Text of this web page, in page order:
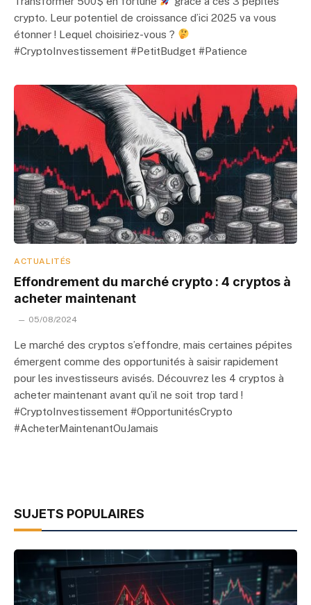
crypto. Leur potentiel de croissance d’ici 2025 va vous
étonner ! Lequel choisiriez-vous ?
#CryptoInvestissement #PetitBudget #Patience
ACTUALITÉS
Effondrement du marché crypto : 4 cryptos à
acheter maintenant
05/08/2024
Le marché des cryptos s’effondre, mais certaines pépites
émergent comme des opportunités à saisir rapidement
pour les investisseurs avisés. Découvrez les 4 cryptos à
acheter maintenant avant qu’il ne soit trop tard !
#CryptoInvestissement #OpportunitésCrypto
#AcheterMaintenantOuJamais
SUJETS POPULAIRES